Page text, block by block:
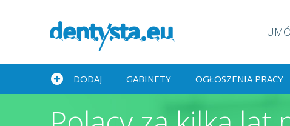
DODAJ GABINETY OGŁOSZENIA PRACY